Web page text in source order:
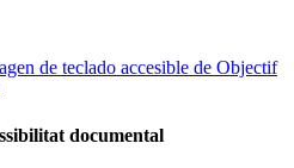
documental